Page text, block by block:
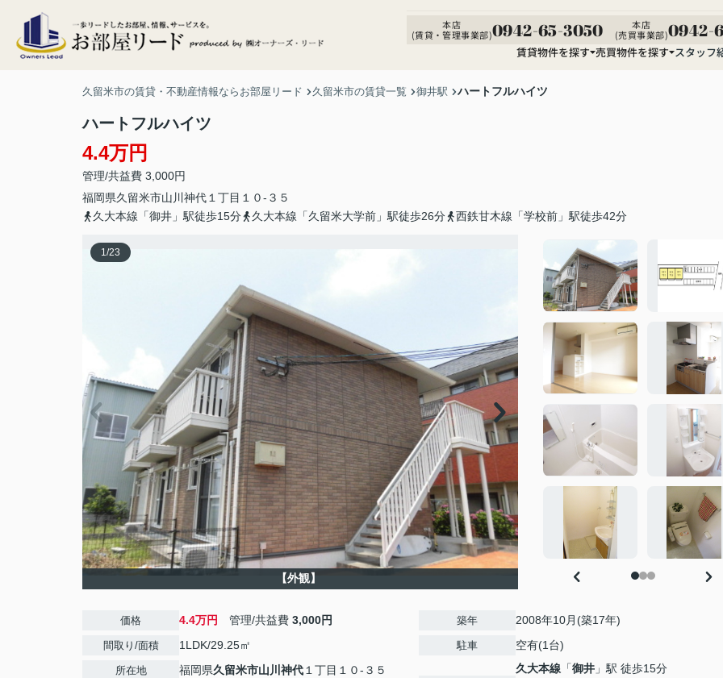
本店
(賃貸・管理事業部)0942-65-3050
本店
(売買事業部)0942-
賃貸物件を探す 売買物件を探す スタッフ
久留米市の賃貸・不動産情報ならお部屋リード 久留米市の賃貸一覧 御井駅 ハートフルハイツ
ハートフルハイツ
4.4万円
管理/共益費 3,000円
福岡県久留米市山川神代 １丁目１０-３５
久大本線「御井」駅徒歩15分
久大本線「久留米大学前」駅徒歩26分 西鉄甘木線「学校前」駅徒歩42分
1/23
【外観】
価格 4.4万円 管理/共益費 3,000円
間取り/面積 1LDK/29.25㎡
所在地 福岡県久留米市山川神代 １丁目１０-３５
築年 2008年10月(築17年)
駐車 空有(1台)
久大本線 「御井 」駅 徒歩15分